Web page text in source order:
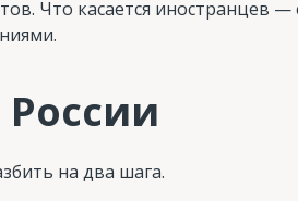
Что касается иностранцев
на два шага.